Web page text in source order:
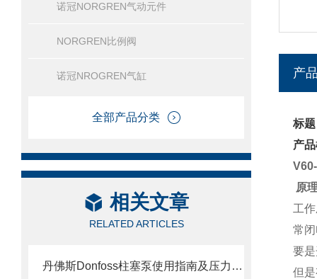
诺冠NORGREN气动元件
NORGREN比例阀
诺冠NROGREN气缸
全部产品分类
相关文章
RELATED ARTICLES
丹佛斯Donfoss柱塞泵使用指南及压力调节教程
产
标
产
原
工
常
要
但